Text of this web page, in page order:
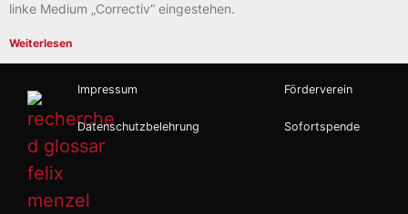
linke Medium „Correctiv“ eingestehen.
Weiterlesen
Impressum
Datenschutzbelehrung
Förderverein
Sofortspende